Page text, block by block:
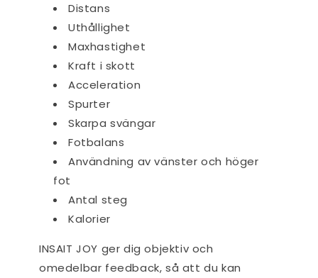
Distans
Uthållighet
Maxhastighet
Kraft i skott
Acceleration
Spurter
Skarpa svängar
Fotbalans
Användning av vänster och höger
fot
Antal steg
Kalorier
INSAIT JOY ger dig objektiv och
omedelbar feedback, så att du kan